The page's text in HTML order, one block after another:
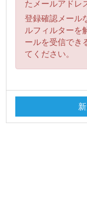
たメールアドレ
登録確認メール
ルフィルターを
ールを受信でき
てください。